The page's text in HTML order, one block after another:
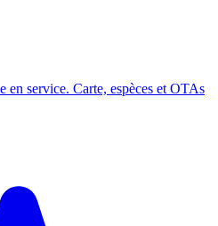
en service. Carte, espèces et OTAs